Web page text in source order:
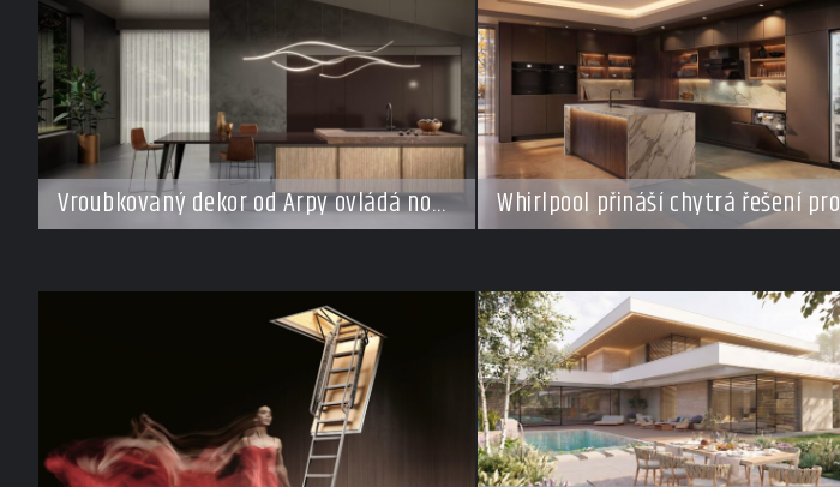
Vroubkovaný dekor od Arpy ovládá nové
interiéry
Whirlpool přináší chytrá řešení pro
každý styl vaření